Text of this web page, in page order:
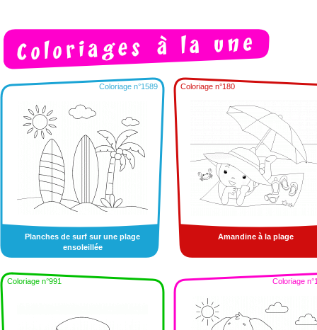
Coloriage n°1589
Planches de surf sur une plage
ensoleillée
Coloriage n°180
Amandine à la plage
Coloriage n°991 Coloriage